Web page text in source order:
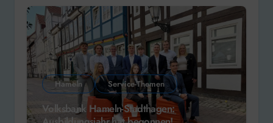
Hameln Service-Themen
Volksbank Hameln-Stadthagen: